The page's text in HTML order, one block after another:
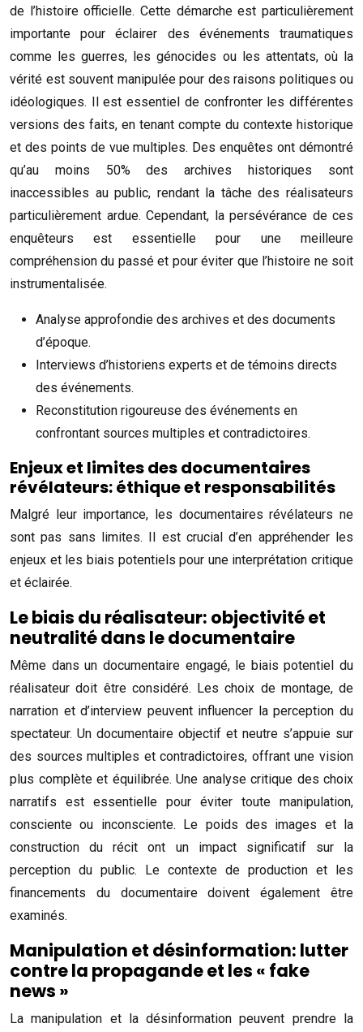
de l’histoire officielle. Cette démarche est particulièrement
importante pour éclairer des événements traumatiques
comme les guerres, les génocides ou les attentats, où la
vérité est souvent manipulée pour des raisons politiques ou
idéologiques. Il est essentiel de confronter les différentes
versions des faits, en tenant compte du contexte historique
et des points de vue multiples. Des enquêtes ont démontré
qu’au moins 50% des archives historiques sont
inaccessibles au public, rendant la tâche des réalisateurs
particulièrement ardue. Cependant, la persévérance de ces
enquêteurs est essentielle pour une meilleure
compréhension du passé et pour éviter que l’histoire ne soit
instrumentalisée.
Analyse approfondie des archives et des documents
d’époque.
Interviews d’historiens experts et de témoins directs
des événements.
Reconstitution rigoureuse des événements en
confrontant sources multiples et contradictoires.
Enjeux et limites des documentaires
révélateurs: éthique et responsabilités
Malgré leur importance, les documentaires révélateurs ne
sont pas sans limites. Il est crucial d’en appréhender les
enjeux et les biais potentiels pour une interprétation critique
et éclairée.
Le biais du réalisateur: objectivité et
neutralité dans le documentaire
Même dans un documentaire engagé, le biais potentiel du
réalisateur doit être considéré. Les choix de montage, de
narration et d’interview peuvent influencer la perception du
spectateur. Un documentaire objectif et neutre s’appuie sur
des sources multiples et contradictoires, offrant une vision
plus complète et équilibrée. Une analyse critique des choix
narratifs est essentielle pour éviter toute manipulation,
consciente ou inconsciente. Le poids des images et la
construction du récit ont un impact significatif sur la
perception du public. Le contexte de production et les
financements du documentaire doivent également être
examinés.
Manipulation et désinformation: lutter
contre la propagande et les « fake
news »
La manipulation et la désinformation peuvent prendre la